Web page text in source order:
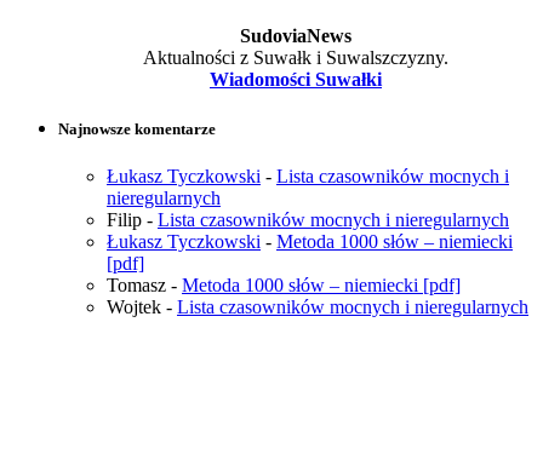
SudoviaNews
Aktualności z Suwałk i Suwalszczyzny.
Wiadomości Suwałki
Najnowsze komentarze
Łukasz Tyczkowski - Lista czasowników mocnych i
nieregularnych
Filip - Lista czasowników mocnych i nieregularnych
Łukasz Tyczkowski - Metoda 1000 słów – niemiecki
[pdf]
Tomasz - Metoda 1000 słów – niemiecki [pdf]
Wojtek - Lista czasowników mocnych i nieregularnych